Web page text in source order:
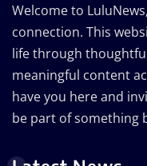
Welcome to
connection. This
life through
meaningful content
have you here and
be part of something